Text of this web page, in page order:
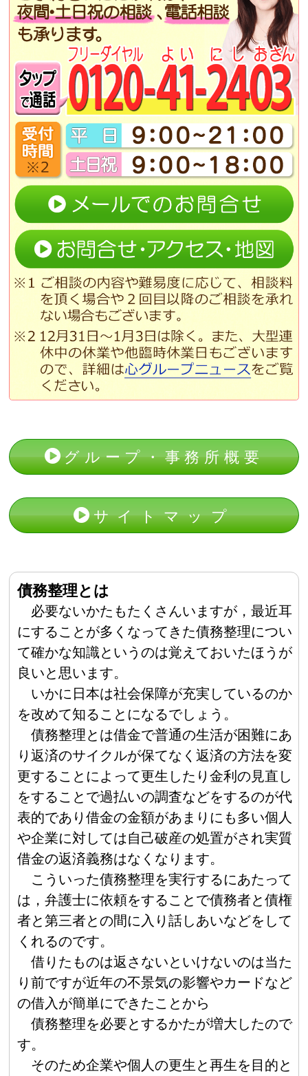
グループ・事務所概要
サイトマップ
債務整理とは
必要ないかたもたくさんいますが，最近耳
にすることが多くなってきた債務整理につい
て確かな知識というのは覚えておいたほうが
良いと思います。
いかに日本は社会保障が充実しているのか
を改めて知ることになるでしょう。
債務整理とは借金で普通の生活が困難にあ
り返済のサイクルが保てなく返済の方法を変
更することによって更生したり金利の見直し
をすることで過払いの調査などをするのが代
表的であり借金の金額があまりにも多い個人
や企業に対しては自己破産の処置がされ実質
借金の返済義務はなくなります。
こういった債務整理を実行するにあたって
は，弁護士に依頼をすることで債務者と債権
者と第三者との間に入り話しあいなどをして
くれるのです。
借りたものは返さないといけないのは当た
り前ですが近年の不景気の影響やカードなど
の借入が簡単にできたことから
債務整理を必要とするかたが増大したので
す。
そのため企業や個人の更生と再生を目的と